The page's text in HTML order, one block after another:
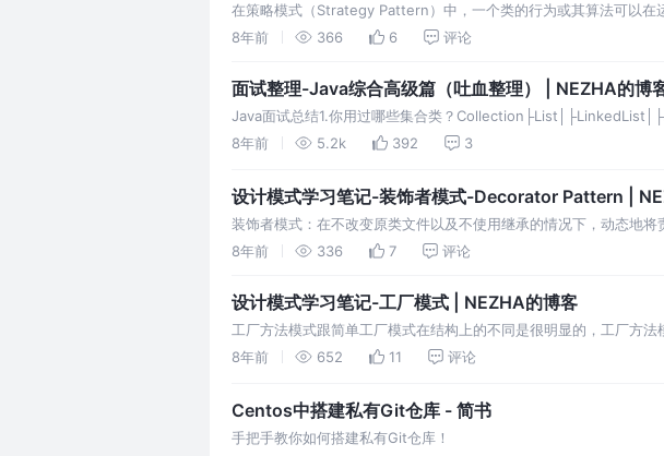
在策略模式（Strategy Pattern）中，一个类的行为或其算法可以在
式。 在策略模式中，我们创建表示各种策略的对象和一个行为随着
8年前 366 6 评论
面试整理-Java综合高级篇（吐血整理） | NEZHA的博
Java面试总结1.你用过哪些集合类？
└Stack└SetMap├Hashtable├HashMap└W
8年前 5.2k 392 3
设计模式学习笔记-装饰者模式-Decorator Pattern |
装饰者模式：在不改变原类文件以及不使用继承的情况下，动态地
的功能。它是通过创建一个包装对象，也就是装饰来包裹真实的对象。
8年前 336 7 评论
设计模式学习笔记-工厂模式 | NEZHA的博客
工厂方法模式跟简单工厂模式在结构上的不同是很明显的，工厂方法
厂类，而简单工厂模式的核心在一个具体类。显而易见工厂方法模式
8年前 652 11 评论
Centos中搭建私有Git仓库 - 简书
手把手教你如何搭建私有Git仓库！